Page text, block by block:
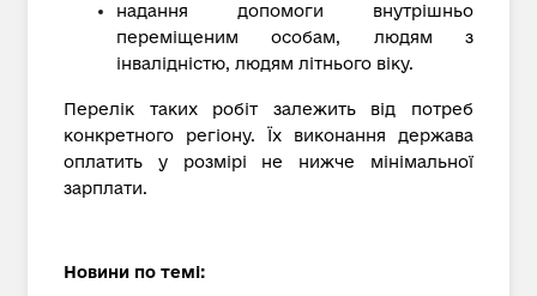
надання допомоги внутрішньо
переміщеним особам, людям з
інвалідністю, людям літнього віку.
Перелік таких робіт залежить від потреб
конкретного регіону. Їх виконання держава
оплатить у розмірі не нижче мінімальної
зарплати.
Новини по темі: